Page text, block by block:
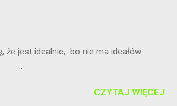
bycia w związku.
jest idealnie, bo nie ma ideałów.
...
CZYTAJ WIĘCEJ